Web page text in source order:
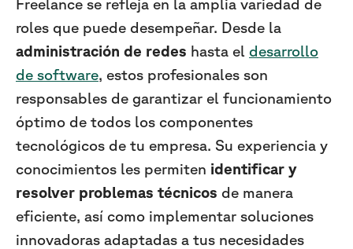
Freelance se refleja en la amplia variedad de
roles que puede desempeñar. Desde la
administración de redes hasta el desarrollo
de software, estos profesionales son
responsables de garantizar el funcionamiento
óptimo de todos los componentes
tecnológicos de tu empresa. Su experiencia y
conocimientos les permiten identificar y
resolver problemas técnicos de manera
eficiente, así como implementar soluciones
innovadoras adaptadas a tus necesidades